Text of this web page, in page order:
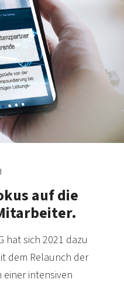
auf die
hat sich 2021 dazu
dem Relaunch der
einer intensiven